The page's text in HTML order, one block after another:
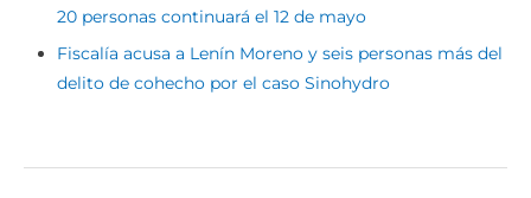
20 personas continuará el 12 de mayo
Fiscalía acusa a Lenín Moreno y seis personas más del
delito de cohecho por el caso Sinohydro